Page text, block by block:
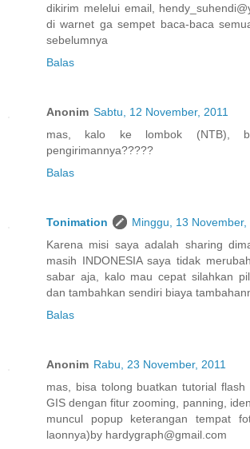
dikirim melelui email,
di warnet ga sempet baca-baca
sebelumnya
Balas
Anonim Sabtu, 12 November, 2011
mas, kalo ke lombok (NTB),
pengirimannya?????
Balas
Tonimation
Minggu, 13 November,
Karena misi saya adalah sharing
masih INDONESIA saya tidak
sabar aja, kalo mau cepat silahkan
dan tambahkan sendiri biaya
Balas
Anonim Rabu, 23 November, 2011
mas, bisa tolong buatkan tutorial flash
GIS dengan fitur zooming, panning,
muncul popup keterangan tempat
laonnya)by hardygraph@gmail.com